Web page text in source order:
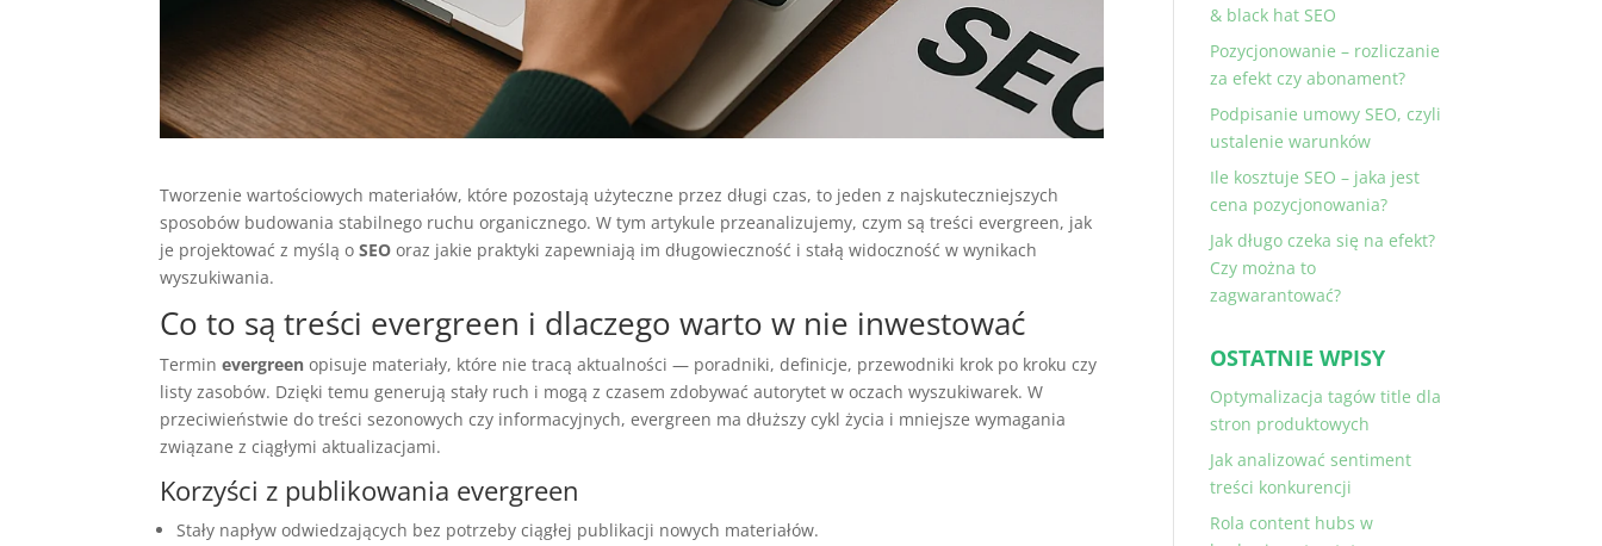
Tworzenie wartościowych materiałów, które pozostają użyteczne przez długi czas, to jeden z najskuteczniejszych
sposobów budowania stabilnego ruchu organicznego. W tym artykule przeanalizujemy, czym są treści evergreen, jak
je projektować z myślą oSEO oraz jakie praktyki zapewniają im długowieczność i stałą widoczność w wynikach
wyszukiwania.
Co to są treści evergreen i dlaczego warto w nie inwestować
Terminevergreen opisuje materiały, które nie tracą aktualności — poradniki, definicje, przewodniki krok po kroku czy
listy zasobów. Dzięki temu generują stały ruch i mogą z czasem zdobywać autorytet w oczach wyszukiwarek. W
przeciwieństwie do treści sezonowych czy informacyjnych, evergreen ma dłuższy cykl życia i mniejsze wymagania
związane z ciągłymi aktualizacjami.
Korzyści z publikowania evergreen
Stały napływ odwiedzających bez potrzeby ciągłej publikacji nowych materiałów.
& black hat SEO
Pozycjonowanie – rozliczanie
za efekt czy abonament?
Podpisanie umowy SEO, czyli
ustalenie warunków
Ile kosztuje SEO – jaka jest
cena pozycjonowania?
Jak długo czeka się na efekt?
Czy można to
zagwarantować?
OSTATNIE WPISY
Optymalizacja tagów title dla
stron produktowych
Jak analizować sentiment
treści konkurencji
Rola content hubs w